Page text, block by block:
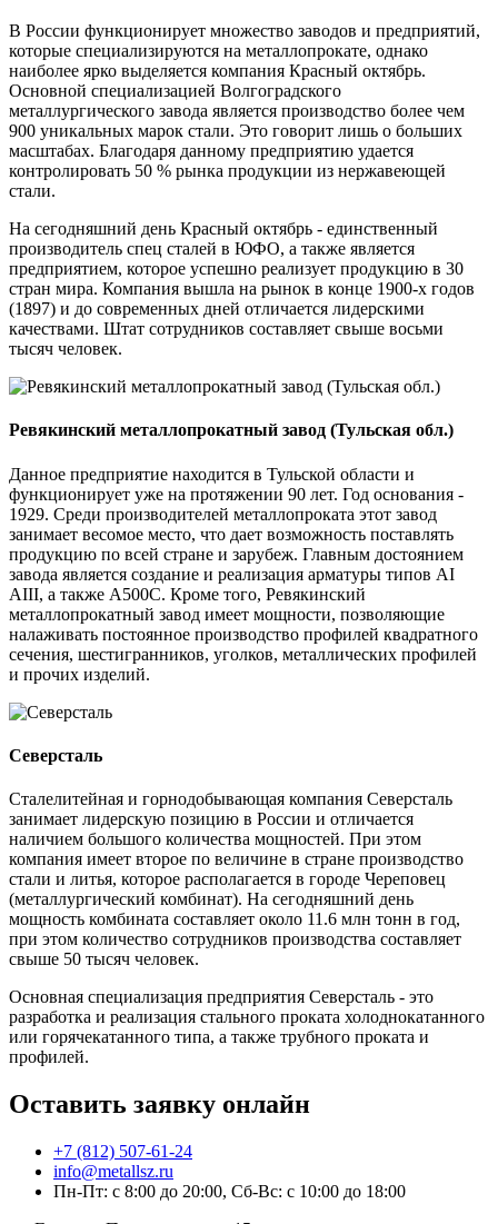
В России функционирует множество заводов и предприятий,
которые специализируются на металлопрокате, однако
наиболее ярко выделяется компания Красный октябрь.
Основной специализацией Волгоградского
металлургического завода является производство более чем
900 уникальных марок стали. Это говорит лишь о больших
масштабах. Благодаря данному предприятию удается
контролировать 50 % рынка продукции из нержавеющей
стали.
На сегодняшний день Красный октябрь - единственный
производитель спец сталей в ЮФО, а также является
предприятием, которое успешно реализует продукцию в 30
стран мира. Компания вышла на рынок в конце 1900-х годов
(1897) и до современных дней отличается лидерскими
качествами. Штат сотрудников составляет свыше восьми
тысяч человек.
Ревякинский металлопрокатный завод (Тульская обл.)
Данное предприятие находится в Тульской области и
функционирует уже на протяжении 90 лет. Год основания -
1929. Среди производителей металлопроката этот завод
занимает весомое место, что дает возможность поставлять
продукцию по всей стране и зарубеж. Главным достоянием
завода является создание и реализация арматуры типов АI
AIII, а также А500С. Кроме того, Ревякинский
металлопрокатный завод имеет мощности, позволяющие
налаживать постоянное производство профилей квадратного
сечения, шестигранников, уголков, металлических профилей
и прочих изделий.
Северсталь
Сталелитейная и горнодобывающая компания Северсталь
занимает лидерскую позицию в России и отличается
наличием большого количества мощностей. При этом
компания имеет второе по величине в стране производство
стали и литья, которое располагается в городе Череповец
(металлургический комбинат). На сегодняшний день
мощность комбината составляет около 11.6 млн тонн в год,
при этом количество сотрудников производства составляет
свыше 50 тысяч человек.
Основная специализация предприятия Северсталь - это
разработка и реализация стального проката холоднокатанного
или горячекатанного типа, а также трубного проката и
профилей.
Оставить заявку онлайн
+7 (812) 507-61-24
info@metallsz.ru
Пн-Пт: с 8:00 до 20:00, Сб-Вс: с 10:00 до 18:00